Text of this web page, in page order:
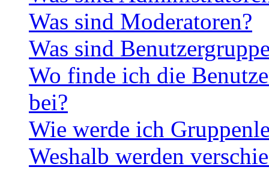
Was sind Moderatoren?
Was sind
Wo finde ich die
bei?
Wie werde ich
Weshalb werden